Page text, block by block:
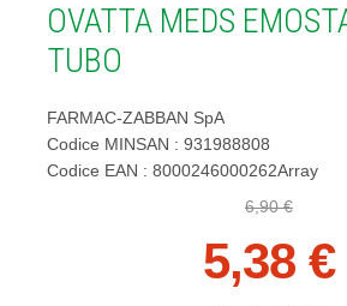
OVATTA MEDS
TUBO
FARMAC-ZABBAN SpA
Codice MINSAN : 931988808
Codice EAN : 8000246000262Array
6,90 €
5,38 €